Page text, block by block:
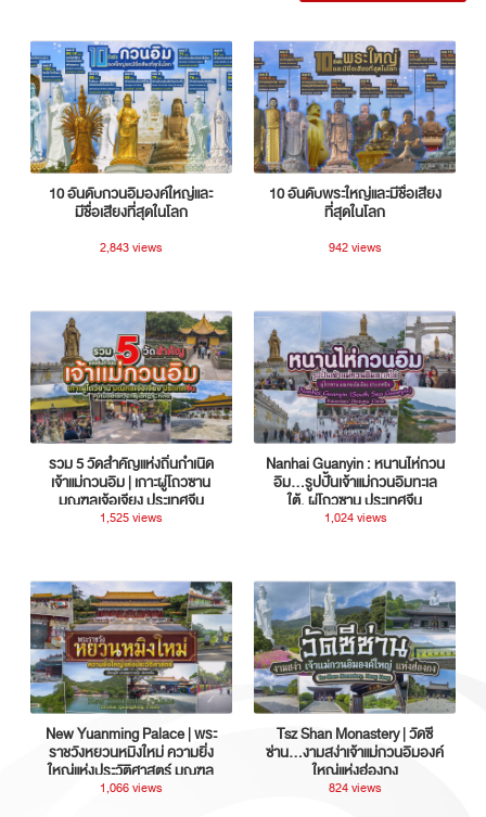
10 อันดับกวนอิมองค์ใหญ่และ
มีชื่อเสียงที่สุดในโลก
2,843 views
10 อันดับพระใหญ่และมีชื่อเสียง
ที่สุดในโลก
942 views
รวม 5 วัดสำคัญแห่งถิ่นกำเนิด
เจ้าแม่กวนอิม | เกาะผู่โถวซาน
มณฑลเจ้อเจียง ประเทศจีน
1,525 views
Nanhai Guanyin : หนานไห่กวน
อิม...รูปปั้นเจ้าแม่กวนอิมทะเล
ใต้, ผู่โถวซาน ประเทศจีน
1,024 views
New Yuanming Palace | พระ
ราชวังหยวนหมิงใหม่ ความยิ่ง
ใหญ่แห่งประวัติศาสตร์ มณฑล
กวางตุ้ง ประเทศจีน
1,066 views
Tsz Shan Monastery | วัดซี
ซ่าน…งามสง่าเจ้าแม่กวนอิมองค์
ใหญ่แห่งฮ่องกง
824 views